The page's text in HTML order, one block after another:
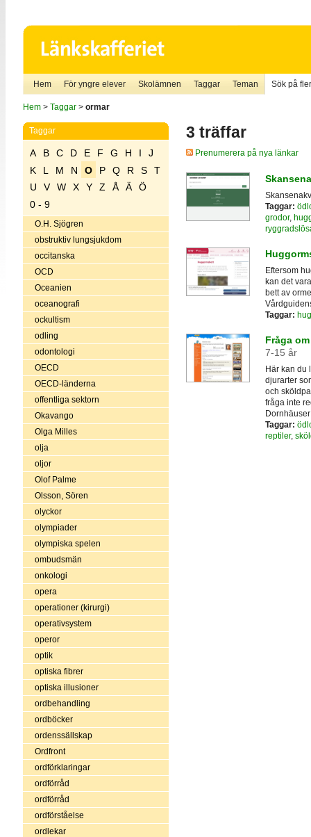
Hem För yngre elever Skolämnen Taggar Teman Sök på
Hem> Taggar> ormar
Taggar
A B C D E F G H I
J
K
L M N O P Q R S
T
U
V W X Y Z Å Ä
Ö
0 - 9
O.H. Sjögren
obstruktiv lungsjukdom
occitanska
OCD
Oceanien
oceanografi
ockultism
odling
odontologi
OECD
OECD-länderna
offentliga sektorn
Okavango
Olga Milles
olja
oljor
Olof Palme
Olsson, Sören
olyckor
olympiader
olympiska spelen
ombudsmän
onkologi
opera
operationer (kirurgi)
operativsystem
operor
optik
optiska fibrer
optiska illusioner
ordbehandling
ordböcker
ordenssällskap
Ordfront
ordförklaringar
ordförråd
ordförråd
ordförståelse
ordlekar
3 träffar
Prenumerera på nya länkar
Taggar:
grodor,
Eftersom
kan det
bett av
Taggar:
Fråga
7-15 år
Här kan du
djurarter
och
fråga inte
Taggar:
reptiler,